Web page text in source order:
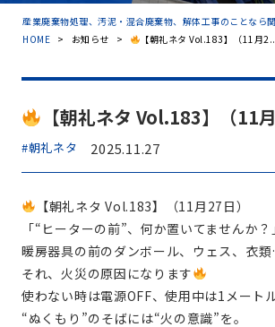
産業廃棄物処理、汚泥・混合廃棄物、解体工事のことなら
HOME > お知らせ > 【朝礼ネタ Vol.183】（11月
【朝礼ネタ Vol.183】（11
#朝礼ネタ 2025.11.27
【朝礼ネタ Vol.183】（11月27日）
「“ヒーターの前”、何か置いてませんか？」
暖房器具の前のダンボール、ウェス、衣類
それ、火災の原因になります
使わない時は電源OFF、使用中は1メート
“ぬくもり”のそばには“火の意識”を。